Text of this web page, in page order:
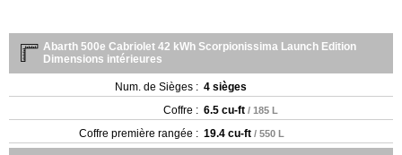
Abarth 500e Cabriolet 42 kWh Scorpionissima Launch Edition
Dimensions intérieures
Num. de Sièges : 4 sièges
Coffre : 6.5 cu-ft / 185 L
Coffre première rangée : 19.4 cu-ft / 550 L